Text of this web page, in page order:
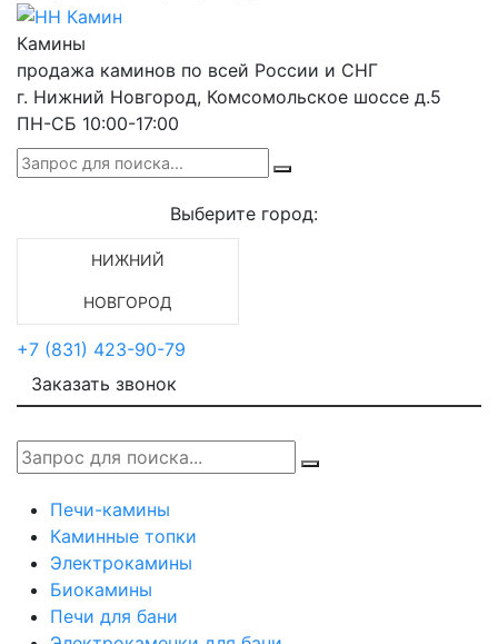
Камины
продажа каминов по всей России и СНГ
г. Нижний Новгород, Комсомольское шоссе д.5
ПН-СБ 10:00-17:00
Выберите город:
НИЖНИЙ
НОВГОРОД
+7 (831) 423-90-79
Заказать звонок
Печи-камины
Каминные топки
Электрокамины
Биокамины
Печи для бани